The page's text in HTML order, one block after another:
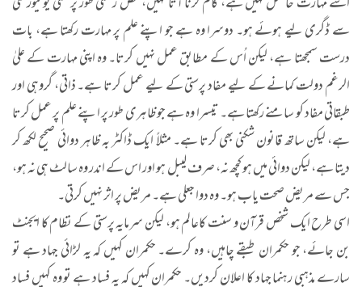
سے ڈگری لیے ہوئے ہو۔ دوسرا وہ ہے جو اپنے علم پر مہارت رکھتا ہے، بات
درست سمجھتا ہے، لیکن اُس کے مطابق عمل نہیں کرتا۔ وہ اپنی مہارت کے علیٰ
الرغم دولت کمانے کے لیے مفاد پرستی کے لیے عمل کرتا ہے۔ ذاتی، گروہی اور
طبقاتی مفاد کو سامنے رکھتا ہے۔ تیسرا وہ ہے جو ظاہری طور پر اپنے علم پر عمل کرتا
ہے، لیکن ساتھ قانون شکنی بھی کرتا ہے۔ مثلاً ایک ڈاکٹر بہ ظاہر دوائی صحیح لکھ کر
دیتا ہے، لیکن دوائی میں ہو کچھ نہ، صرف لیبل ہو اور اس کے اندر وہ سالٹ ہی نہ ہو،
جس سے مریض صحت یاب ہو۔ وہ دوا جعلی ہے۔ مریض پر اثر نہیں کرتی۔
اسی طرح ایک شخص قرآن و سنت کاعالم ہو، لیکن سرمایہ پرستی کے نظام کا ایجنٹ
بن جائے، جو حکمران طبقے چاہیں، وہ کرے۔ حکمران کہیں کہ یہ لڑائی جہاد ہے تو
سارے مذہبی رہنما جہاد کا اعلان کردیں۔ حکمران کہیں کہ یہ فساد ہے تو وہ کہیں فساد